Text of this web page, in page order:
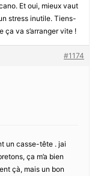
Et oui, mieux vaut
stress inutile. Tiens-
ça va s’arranger vite !
#1174
un casse-tête . jai
ça m’a bien
çà, mais un bon